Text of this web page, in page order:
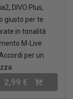
DIVO Plus,
giusto per te.
in tonalità
M-Live
per un
2,99 €